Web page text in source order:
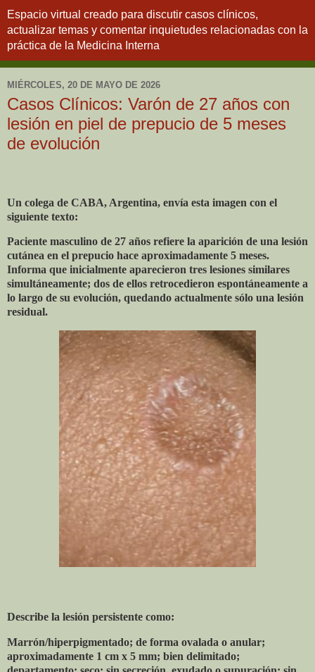
Espacio virtual creado para discutir casos clínicos,
actualizar temas y comentar inquietudes relacionadas con la
práctica de la Medicina Interna
MIÉRCOLES, 20 DE MAYO DE 2026
Casos Clínicos: Varón de 27 años con
lesión en piel de prepucio de 5 meses
de evolución
Un colega de CABA, Argentina, envía esta imagen con el
siguiente texto:
Paciente masculino de 27 años refiere la aparición de una lesión
cutánea en el prepucio hace aproximadamente 5 meses.
Informa que inicialmente aparecieron tres lesiones similares
simultáneamente; dos de ellos retrocedieron espontáneamente a
lo largo de su evolución, quedando actualmente sólo una lesión
residual.
Describe la lesión persistente como:
Marrón/hiperpigmentado; de forma ovalada o anular;
aproximadamente 1 cm x 5 mm; bien delimitado;